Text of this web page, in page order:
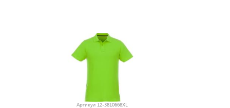
Артикул 12-3810668XL